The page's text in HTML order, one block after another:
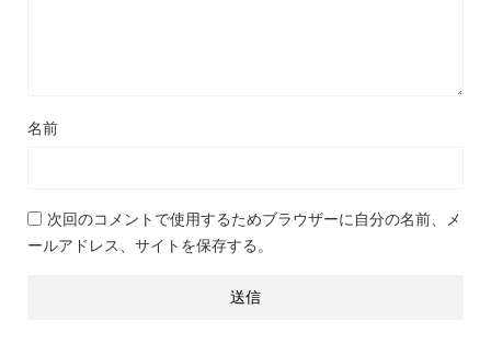
名前
次回のコメントで使用するためブラウザーに自分の名前、メ
ールアドレス、サイトを保存する。